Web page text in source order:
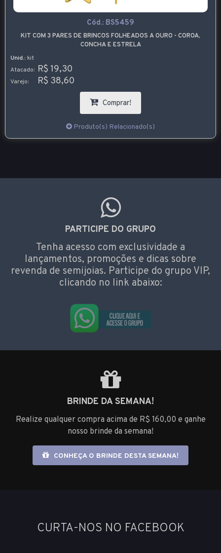
Cód.: BS5459
KIT COM 3 PARES DE BRINCOS FOLHEADOS A OURO - COROA,
CONCHA E ESTRELA
Unid.: kit
Atacado: R$ 19,30
Varejo: R$ 38,60
Comprar!
Produto(s) Relacionado(s)
PARTICIPE DO GRUPO
Tenha acesso com exclusividade a
lançamentos, promoções e dicas sobre
revenda de semijoias. Participe do grupo VIP,
clicando no link abaixo:
BRINDE DA SEMANA!
Realize qualquer compra acima de R$ 160,00 e ganhe
nosso brinde da semana!
CONHEÇA O BRINDE DESTA SEMANA!
CURTA-NOS NO FACEBOOK